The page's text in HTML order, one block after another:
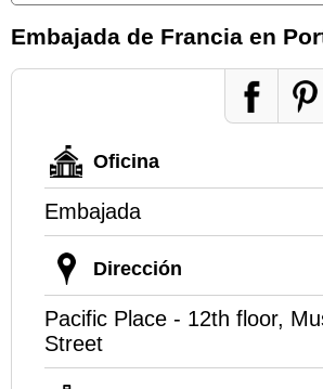
Embajada de Francia en
Oficina
Embajada
Dirección
Pacific Place - 12th floor,
Street